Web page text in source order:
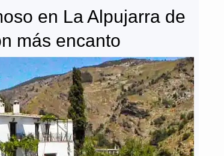
en La Alpujarra de
más encanto